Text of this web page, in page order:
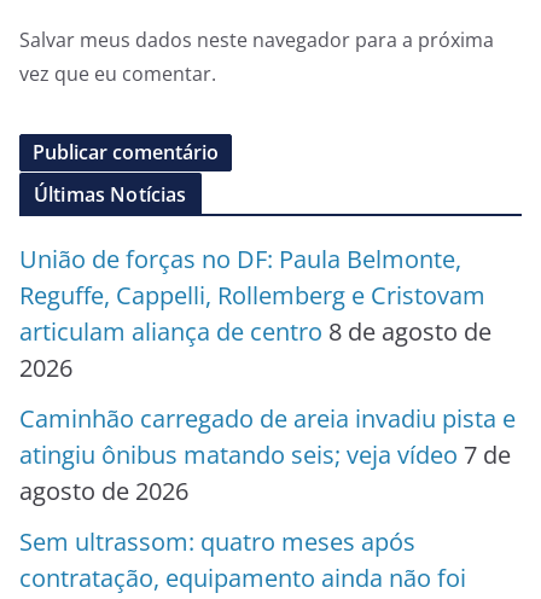
Salvar meus dados neste navegador para a próxima
vez que eu comentar.
Últimas Notícias
União de forças no DF: Paula Belmonte,
Reguffe, Cappelli, Rollemberg e Cristovam
articulam aliança de centro 8 de agosto de
2026
Caminhão carregado de areia invadiu pista e
atingiu ônibus matando seis; veja vídeo 7 de
agosto de 2026
Sem ultrassom: quatro meses após
contratação, equipamento ainda não foi